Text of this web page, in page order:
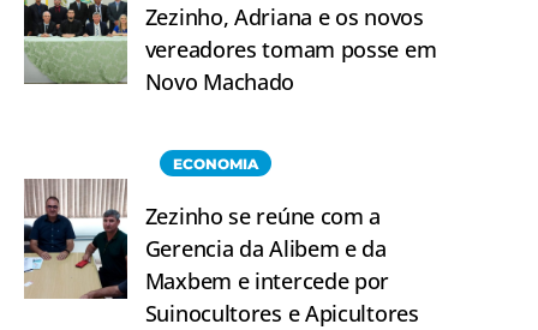
Zezinho, Adriana e os novos
vereadores tomam posse em
Novo Machado
ECONOMIA
Zezinho se reúne com a
Gerencia da Alibem e da
Maxbem e intercede por
Suinocultores e Apicultores